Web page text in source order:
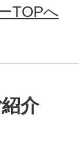
TOPへ
介